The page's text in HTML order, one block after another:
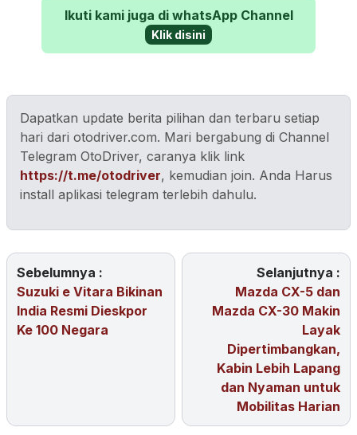
Ikuti kami juga di whatsApp Channel
Klik disini
Dapatkan update berita pilihan dan terbaru setiap
hari dari otodriver.com. Mari bergabung di Channel
Telegram OtoDriver, caranya klik link
https://t.me/otodriver, kemudian join. Anda Harus
install aplikasi telegram terlebih dahulu.
Sebelumnya :
Suzuki e Vitara Bikinan
India Resmi Dieskpor
Ke 100 Negara
Selanjutnya :
Mazda CX-5 dan
Mazda CX-30 Makin
Layak
Dipertimbangkan,
Kabin Lebih Lapang
dan Nyaman untuk
Mobilitas Harian